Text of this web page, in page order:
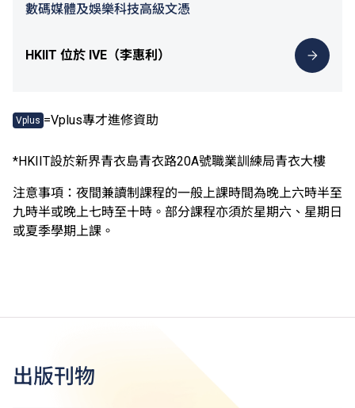
數碼媒體及娛樂科技高級文憑
HKIIT 位於 IVE（李惠利）
Vplus =Vplus專才進修資助
*HKIIT設於新界青衣島青衣路20A號職業訓練局青衣大樓
注意事項：夜間兼讀制課程的一般上課時間為晚上六時半至
九時半或晚上七時至十時。部分課程亦須於星期六、星期日
或夏季學期上課。
出版刊物